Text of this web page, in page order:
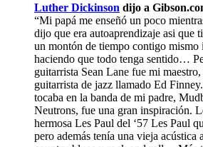
Luther Dickinson dijo a
“Mi papá me enseñó un poco
dijo que era autoaprendizaje asi que
un montón de tiempo contigo mismo
haciendo que todo tenga sentido…
guitarrista Sean Lane fue mi
guitarrista de jazz llamado Ed
tocaba en la banda de mi padre,
Neutrons, fue una gran inspiración.
hermosa Les Paul del ‘57 Les Paul
pero además tenía una vieja acústica